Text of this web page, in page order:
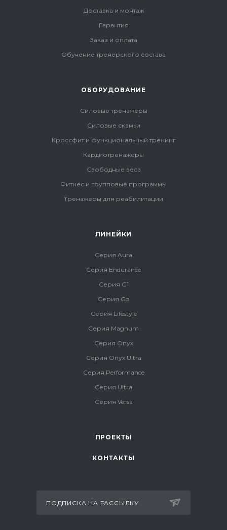
Доставка и монтаж
Гарантия
Заказ и оплата
Обучение тренерского состава
ОБОРУДОВАНИЕ
Силовые тренажеры
Силовые скамьи
Кроссфит и функциональный тренинг
Кардиотренажеры
Свободные веса
Фитнес и групповые программы
Тренажеры для реабилитации
ЛИНЕЙКИ
Серия Aura
Серия Endurance
Серия G1
Серия Go
Серия Lifestyle
Серия Magnum
Серия Onyx
Серия Onyx Ultra
Серия Performance
Серия Ultra
Серия Versa
ПРОЕКТЫ
КОНТАКТЫ
ПОДПИСКА НА РАССЫЛКУ